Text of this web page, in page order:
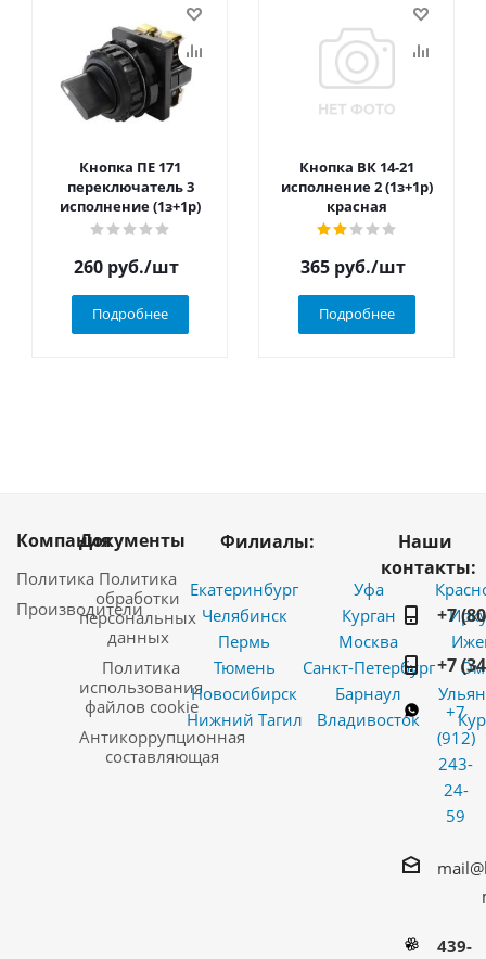
Кнопка ПЕ 171
переключатель 3
исполнение (1з+1р)
260 руб./шт
Подробнее
Кнопка ВК 14-21
исполнение 2 (1з+1р)
красная
365 руб./шт
Подробнее
Компания
Политика
Производители
Документы
Политика
обработки
персональных
данных
Политика
использования
файлов cookie
Антикоррупционная
составляющая
Филиалы:
Екатеринбург
Челябинск
Пермь
Тюмень
Новосибирск
Нижний Тагил
Уфа
Курган
Москва
Санкт-Петербург
Барнаул
Владивосток
Наши
контакты:
+7
+7
+7
(912)
243-
24-
59
439-